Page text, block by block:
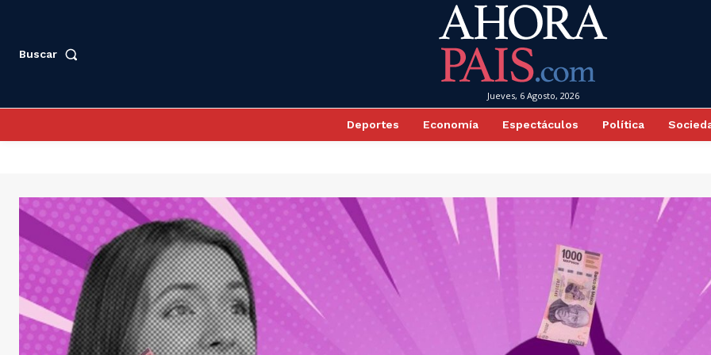
Buscar
Jueves, 6 Agosto, 2026
Deportes Economía Espectáculos Política